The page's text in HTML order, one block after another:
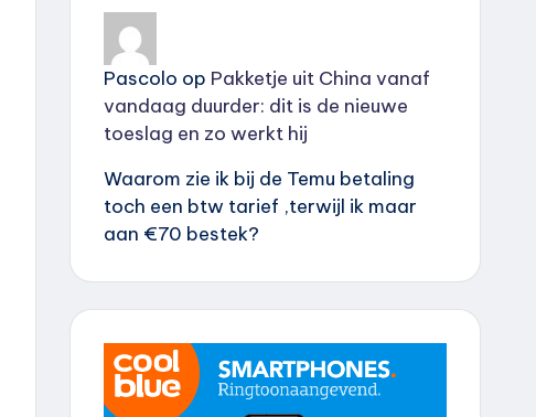
Pascolo op Pakketje uit China vanaf
vandaag duurder: dit is de nieuwe
toeslag en zo werkt hij
Waarom zie ik bij de Temu betaling
toch een btw tarief ,terwijl ik maar
aan €70 bestek?